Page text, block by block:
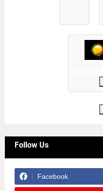
Follow Us
Facebook